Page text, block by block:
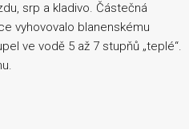
srp a kladivo. Částečná
vyhovovalo blanenskému
ve vodě 5 až 7 stupňů „teplé“.